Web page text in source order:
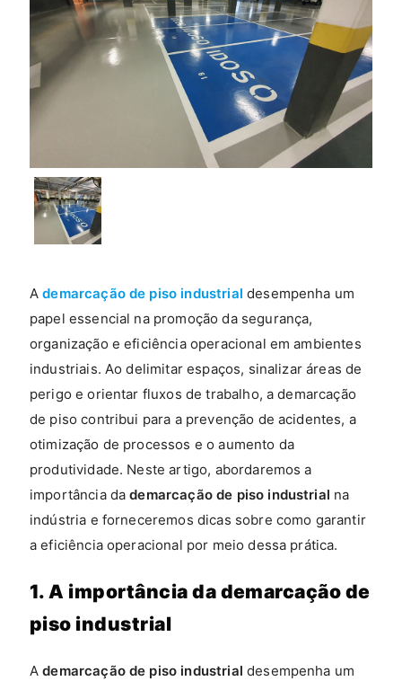
Ademarcação de piso industrial desempenha um
papel essencial na promoção da segurança,
organização e eficiência operacional em ambientes
industriais. Ao delimitar espaços, sinalizar áreas de
perigo e orientar fluxos de trabalho, a demarcação
de piso contribui para a prevenção de acidentes, a
otimização de processos e o aumento da
produtividade. Neste artigo, abordaremos a
importância dademarcação de piso industrial na
indústria e forneceremos dicas sobre como garantir
a eficiência operacional por meio dessa prática.
1. A importância da demarcação de
piso industrial
Ademarcação de piso industrial desempenha um